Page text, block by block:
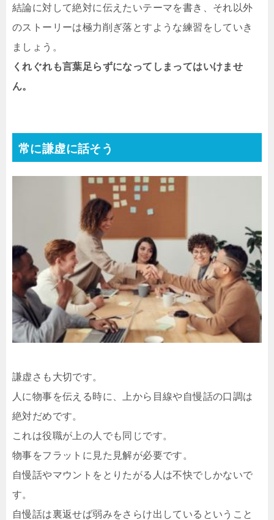
結論に対して絶対に伝えたいテーマを書き、それ以外
のストーリーは極力削ぎ落とすような練習をしていき
ましょう。
くれぐれも言葉足らずになってしまってはいけませ
ん。
常に謙虚に話そう
謙虚さも大切です。
人に物事を伝える時に、上から目線や自慢話の口調は
絶対だめです。
これは役職が上の人でも同じです。
物事をフラットに見た見解が必要です。
自慢話やマウントをとりたがる人は不快でしかないで
す。
自慢話は裏返せば弱みをさらけ出しているということ